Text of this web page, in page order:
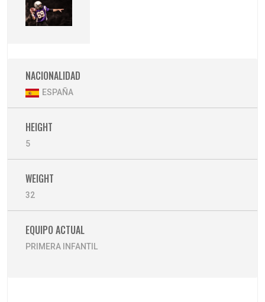
NACIONALIDAD
ESPAÑA
HEIGHT
5
WEIGHT
32
EQUIPO ACTUAL
PRIMERA INFANTIL